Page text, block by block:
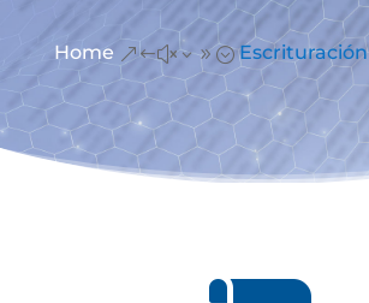
Home &#x39; Escrituración